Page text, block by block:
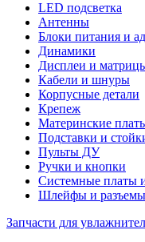
LED подсветка
Антенны
Блоки питания и
Динамики
Дисплеи и
Кабели и шнуры
Корпусные детали
Крепеж
Материнские
Подставки и
Пульты ДУ
Ручки и кнопки
Системные платы
Шлейфы и разъемы
Запчасти для